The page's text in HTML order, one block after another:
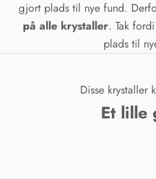
gjort plads til nye fund.
på alle krystaller. Tak
plads til
Disse
Et lille